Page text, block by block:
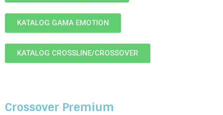
KATALOG GAMA EMOTION
KATALOG CROSSLINE/CROSSOVER
Crossover Premium